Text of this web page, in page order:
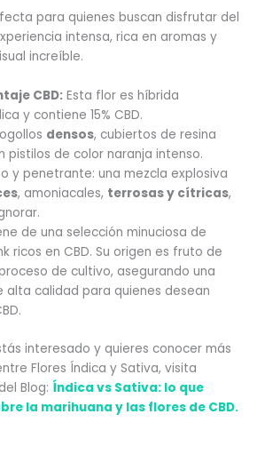
para quienes buscan disfrutar del
intensa, rica en aromas y
increíble.
CBD: Esta flor es híbrida
y contiene 15% CBD.
densos, cubiertos de resina
pistilos de color naranja intenso.
y penetrante: una mezcla explosiva
, amoniacales, terrosas y cítricas,
de una selección minuciosa de
ricos en CBD. Su origen es fruto de
de cultivo, asegurando una
alta calidad para quienes desean
interesado y quieres conocer más
Flores Índica y Sativa, visita
Blog: Índica vs Sativa: lo que
la marihuana y las flores de CBD.